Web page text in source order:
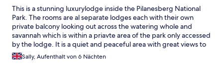
This is a stunning luxurylodge inside the Pilanesberg National
Park. The rooms are al separate lodges each with their own
private balcony looking out across the watering whole and
savannah which is within a priavte area of the park only accessed
by the lodge. It is a quiet and peaceful area with great views to
sit and watch the animals of the park. Alternatively you can join
two amazing game drives a day, icluded in the price, if you wish.
Sally, Aufenthalt von 6 Nächten